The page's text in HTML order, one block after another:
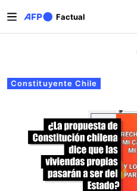
Factual
Solapas principales
Constituyente Chile